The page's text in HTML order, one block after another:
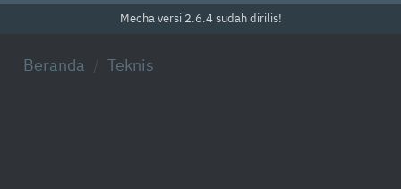
Mecha versi 2.6.4 sudah dirilis!
Beranda Teknis